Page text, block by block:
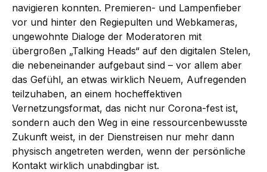
navigieren konnten. Premieren- und Lampenfieber
vor und hinter den Regiepulten und Webkameras,
ungewohnte Dialoge der Moderatoren mit
übergroßen „Talking Heads“ auf den digitalen Stelen,
die nebeneinander aufgebaut sind – vor allem aber
das Gefühl, an etwas wirklich Neuem, Aufregenden
teilzuhaben, an einem hocheffektiven
Vernetzungsformat, das nicht nur Corona-fest ist,
sondern auch den Weg in eine ressourcenbewusste
Zukunft weist, in der Dienstreisen nur mehr dann
physisch angetreten werden, wenn der persönliche
Kontakt wirklich unabdingbar ist.